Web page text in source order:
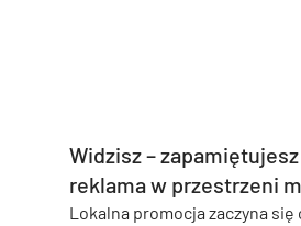
Widzisz –
reklama w przestrzeni
Lokalna promocja zaczyna się